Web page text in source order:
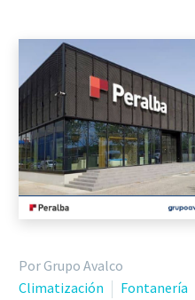
Por Grupo Avalco
Climatización
Fontanería